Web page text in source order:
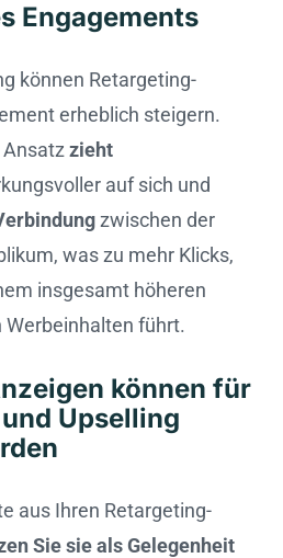
Engagements
können Retargeting-
erheblich steigern.
zieht
auf sich und
zwischen der
was zu mehr Klicks,
insgesamt höheren
führt.
können für
Upselling
aus Ihren Retargeting-
Sie sie als Gelegenheit